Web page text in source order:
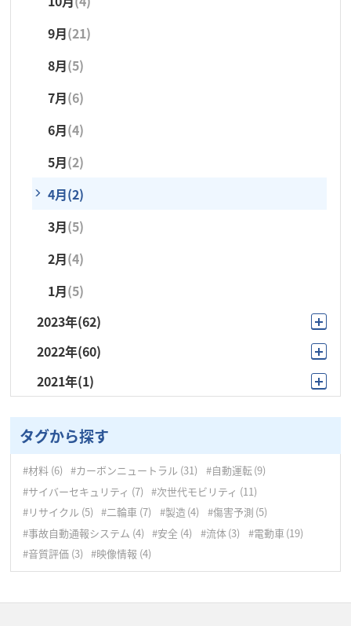
4月(5)
3月(4)
2月(1)
1月(4)
8月(3)
7月(6)
6月(3)
5月(4)
4月(3)
3月(5)
2月(1)
1月(4)
9月(21)
8月(5)
7月(6)
6月(4)
5月(2)
4月(2)
3月(5)
2月(4)
1月(5)
2023年(62)
12月(4)
11月(5)
10月(9)
9月 (8)
8月
(5)
7月(2)
6月(4)
5月(6)
2022年(60)
12月(10)
11月(7)
10月(5)
9月 (4)
8月(5)
7月(5)
6月(3)
5月(6)
2021年(1)
タグから探す
#材料 (6) #カーボンニュートラル (31) #自動運転(9)
#サイバーセキュリティ (7) #次世代モビリティ (11)
#リサイクル (5) #二輪車 (7) #製造(4) #傷害予測 (5)
#事故自動通報システム (4) #安全 (4) #流体(3) #電動車 (19)
#音質評価 (3) #映像情報 (4)